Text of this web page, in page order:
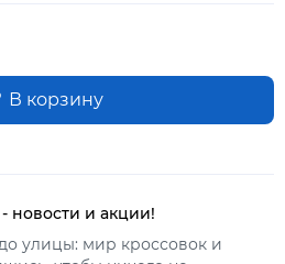
В корзину
новости и акции!
улицы: мир кроссовок и